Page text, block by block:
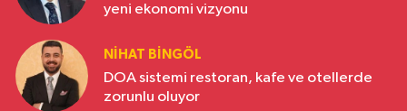
yeni ekonomi vizyonu
NIHAT BINGÖL
DOA sistemi restoran, kafe ve otellerde
zorunlu oluyor